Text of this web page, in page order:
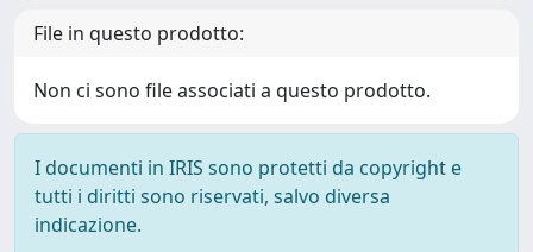
File in questo prodotto:
Non ci sono file associati a questo prodotto.
I documenti in IRIS sono protetti da copyright e
tutti i diritti sono riservati, salvo diversa
indicazione.